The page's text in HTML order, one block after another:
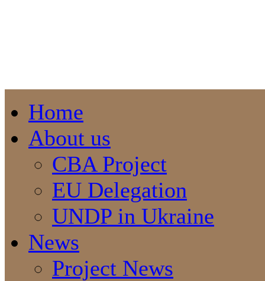
Home
About us
CBA Project
EU Delegation
UNDP in Ukraine
News
Project News